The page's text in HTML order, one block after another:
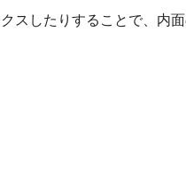
スしたりすることで、内